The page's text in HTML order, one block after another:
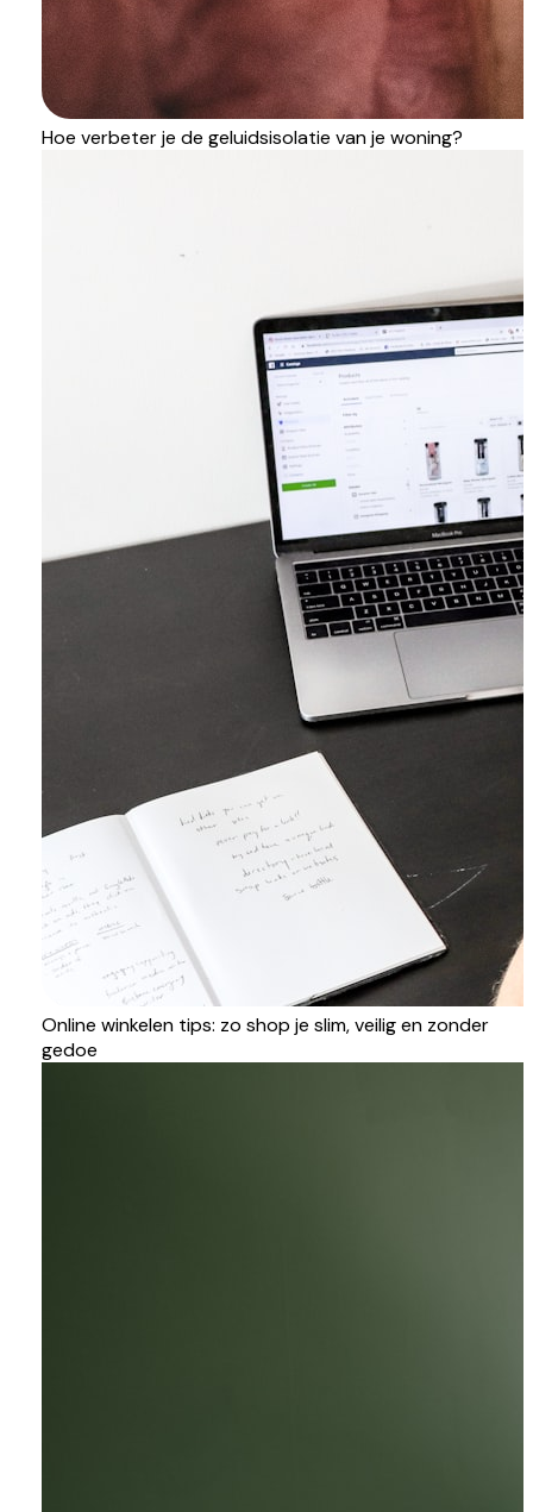
Hoe verbeter je de geluidsisolatie van je woning?
Online winkelen tips: zo shop je slim, veilig en zonder
gedoe